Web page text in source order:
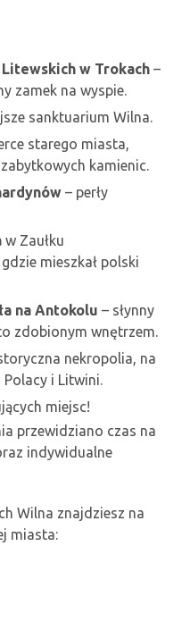
w Trokach –
zamek na wyspie.
sanktuarium Wilna.
starego miasta,
kamienic.
– perły
w Zaułku
mieszkał polski
na Antokolu – słynny
zdobionym wnętrzem.
nekropolia, na
i Litwini.
miejsc!
przewidziano czas na
indywidualne
Wilna znajdziesz na
miasta: